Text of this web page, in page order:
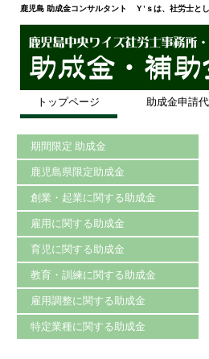
鹿児島 助成金コンサルタント Ｙ'ｓは、社労士と
トップページ 助成金申請
期間限定 助成金
鹿児島県限定助成金
創業・起業に関する助成金
雇用に関する助成金
育児に関する助成金
教育・訓練に関する助成金
雇用調整に関する助成金
特定業種に関する助成金